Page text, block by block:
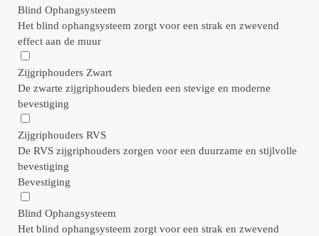
Blind Ophangsysteem
Het blind ophangsysteem zorgt voor een strak en zwevend
effect aan de muur
Zijgriphouders Zwart
De zwarte zijgriphouders bieden een stevige en moderne
bevestiging
Zijgriphouders RVS
De RVS zijgriphouders zorgen voor een duurzame en stijlvolle
bevestiging
Bevestiging
Blind Ophangsysteem
Het blind ophangsysteem zorgt voor een strak en zwevend